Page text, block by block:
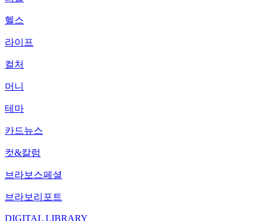
헬스
라이프
컬처
머니
테마
카드뉴스
컷&칼럼
브라보스페셜
브라보리포트
DIGITAL LIBRARY